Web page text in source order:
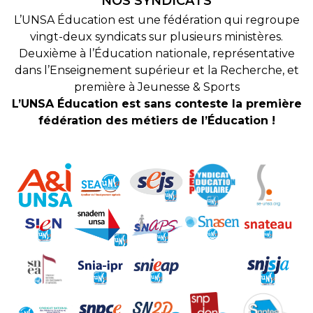
L’UNSA Éducation est une fédération qui regroupe
vingt-deux syndicats sur plusieurs ministères.
Deuxième à l’Éducation nationale, représentative
dans l’Enseignement supérieur et la Recherche, et
première à Jeunesse & Sports
L’UNSA Éducation est sans conteste la première
fédération des métiers de l’Éducation !